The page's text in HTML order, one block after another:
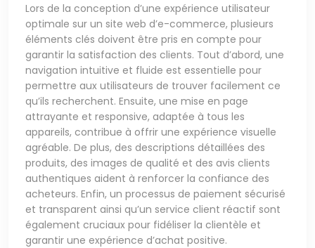
Lors de la conception d’une expérience utilisateur
optimale sur un site web d’e-commerce, plusieurs
éléments clés doivent être pris en compte pour
garantir la satisfaction des clients. Tout d’abord, une
navigation intuitive et fluide est essentielle pour
permettre aux utilisateurs de trouver facilement ce
qu’ils recherchent. Ensuite, une mise en page
attrayante et responsive, adaptée à tous les
appareils, contribue à offrir une expérience visuelle
agréable. De plus, des descriptions détaillées des
produits, des images de qualité et des avis clients
authentiques aident à renforcer la confiance des
acheteurs. Enfin, un processus de paiement sécurisé
et transparent ainsi qu’un service client réactif sont
également cruciaux pour fidéliser la clientèle et
garantir une expérience d’achat positive.